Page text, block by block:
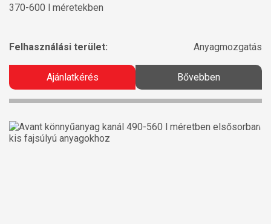
370-600 l méretekben
Felhasználási terület: Anyagmozgatás
Ajánlatkérés Bővebben